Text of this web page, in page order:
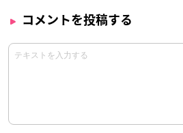
コメントを投稿する